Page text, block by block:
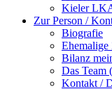
Kieler
Zur Person /
Biografie
Ehemalige
Bilanz
Das Team
Kontakt /